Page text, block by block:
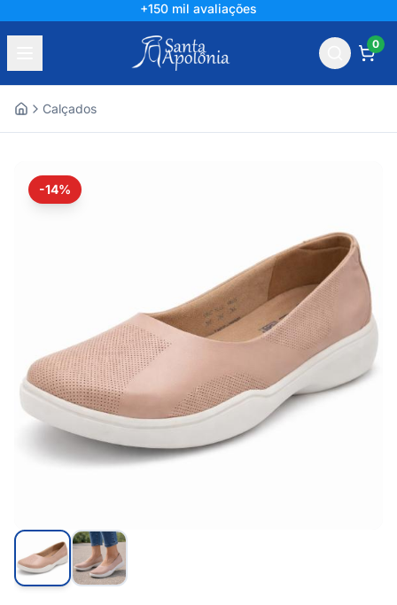
+150 mil avaliações
0
Calçados
-14%